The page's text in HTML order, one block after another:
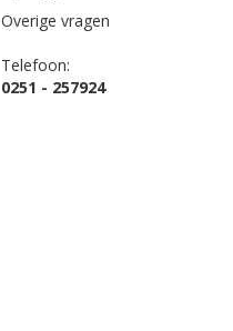
Overige vragen
Telefoon:
0251 - 257924